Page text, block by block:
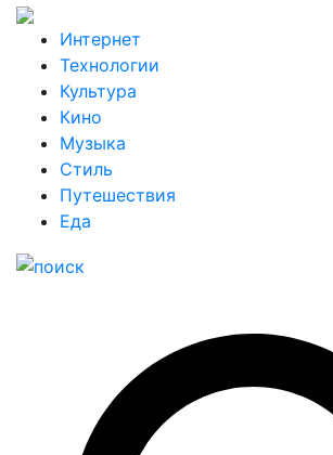
Интернет
Технологии
Культура
Кино
Музыка
Стиль
Путешествия
Еда